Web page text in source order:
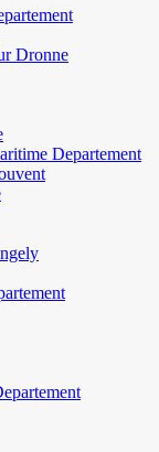
Dronne
Departement